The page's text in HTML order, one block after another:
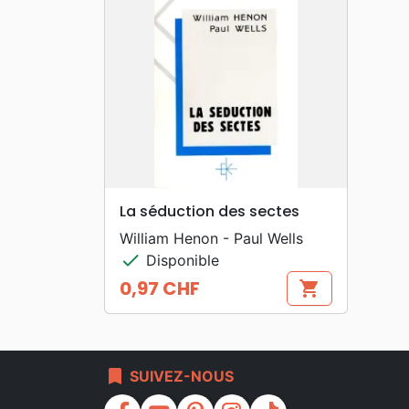
search APERÇU RAPIDE
La séduction des sectes
William Henon - Paul Wells
check Disponible
Prix
0,97 CHF shopping_cart
bookmark SUIVEZ-NOUS